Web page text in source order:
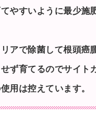
やすいように最少施
アで除菌して根頭癌
ず育てるのでサイト
用は控えています。